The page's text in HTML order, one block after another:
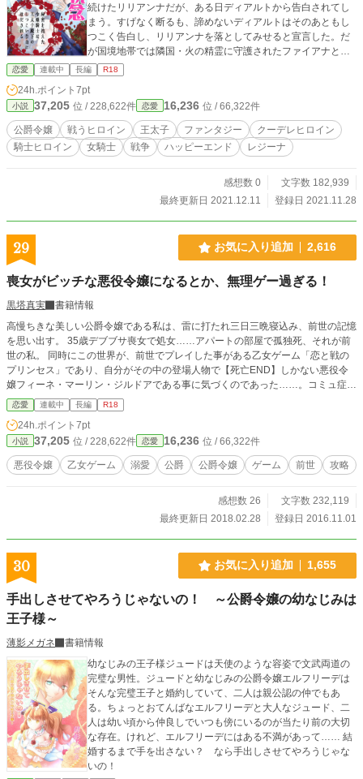
続けたリリアンナだが、ある日ディアルトから告白されてし
まう。すげなく断るも、諦めないディアルトはそのあともし
つこく告白し、リリアンナを落としてみせると宣言した。だ
が国境地帯では隣国・火の精霊に守護されたファイアナとの
戦争があり、二人は戦争に巻き込まれる運命となる――。 ※
全年齢向け「１４０４本のバラが起こした奇跡～諦めない王
子とクールな女騎士の純愛物語」のR-18版です。おおまかな
流れは変わりませんが、序盤から読みやすいように文章をこ
まめに書き換えていますので、こちらはこちらでお楽しみ頂
ければ幸いです。 ただ、元が全年齢向けだったため、R-18シ
ーンを入れるタイミングが少なくて、全体的に該当シーンが
恋愛 連載中 長編 R18
24h.ポイント 7pt
小説 37,205 位 / 228,622件 恋愛 16,236 位 / 66,322件
公爵令嬢 戦うヒロイン 王太子 ファンタジー
クーデレヒロイン
騎士ヒロイン
女騎士 戦争 ハッピーエンド レジーナ
感想数 0
文字数 182,939
最終更新日 2021.12.11
登録日 2021.11.28
29 お気に入り追加 2,616
喪女がビッチな悪役令嬢になるとか、無理ゲー過ぎる！
黒塔真実
書籍情報
高慢ちきな美しい公爵令嬢である私は、雷に打たれ三日三晩寝込み、前世の記憶
を思い出す。 35歳デブブサ喪女で処女……アパートの部屋で孤独死、それが前
世の私。 同時にこの世界が、前世でプレイした事がある乙女ゲーム「恋と戦の
プリンセス」であり、自分がその中の登場人物で【死亡END】しかない悪役令
嬢フィーネ・マーリン・ジルドアである事に気づくのであった……。コミュ症・
元喪女が最愛のお兄様に溺愛されながら、死亡フラグを回避すべく頑張るお話で
す。 ※なろうとの重複投稿。なろう版は15禁、こちらは加筆し18禁にしてい
ましたが、このたび同じ15禁に合わせる作業をしています。★ただし、アルフ
ァ版のほうがラブシーンがかなり多くなっております★※やや過激めの話には※
がついています。
恋愛 連載中 長編 R18
24h.ポイント 7pt
小説 37,205 位 / 228,622件 恋愛 16,236 位 / 66,322件
悪役令嬢 乙女ゲーム 溺愛 公爵 公爵令嬢 ゲーム 前世 攻略
感想数 26
文字数 232,119
最終更新日 2018.02.28
登録日 2016.11.01
30 お気に入り追加 1,655
手出しさせてやろうじゃないの！ ～公爵令嬢の幼なじみは
王子様～
薄影メガネ
書籍情報
幼なじみの王子様ジュードは天使のような容姿で文武両道の
完璧な男性。ジュードと幼なじみの公爵令嬢エルフリーデは
そんな完璧王子と婚約していて、二人は親公認の仲でもあ
る。ちょっとおてんばなエルフリーデと大人なジュード、二
人は幼い頃から仲良しでいつも傍にいるのが当たり前の大切
な存在。けれど、エルフリーデにはある不満があって…… 結
婚するまで手を出さない？ なら手出しさせてやろうじゃな
いの！